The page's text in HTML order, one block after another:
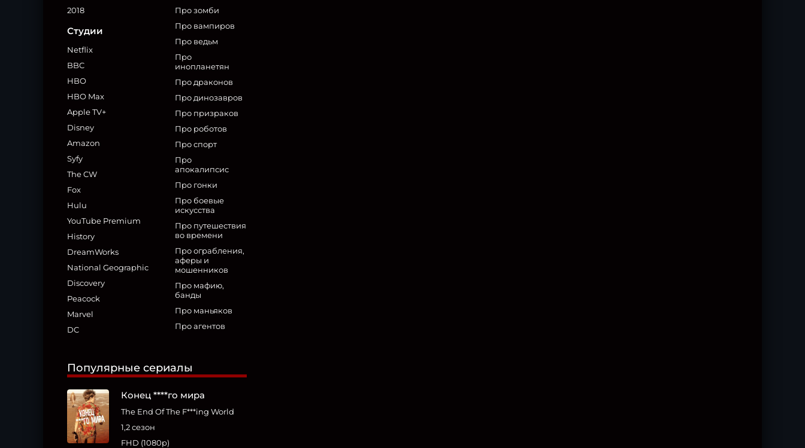
2018
Студии
Netflix
BBC
HBO
HBO Max
Apple TV+
Disney
Amazon
Syfy
The CW
Fox
Hulu
YouTube Premium
History
DreamWorks
National Geographic
Discovery
Peacock
Marvel
DC
Про зомби
Про вампиров
Про ведьм
Про
инопланетян
Про драконов
Про динозавров
Про призраков
Про роботов
Про спорт
Про
апокалипсис
Про гонки
Про боевые
искусства
Про путешествия
во времени
Про ограбления,
аферы и
мошенников
Про мафию,
банды
Про маньяков
Про агентов
Популярные сериалы
Конец ****го мира
The End Of The F***ing World
1,2 сезон
FHD (1080p)